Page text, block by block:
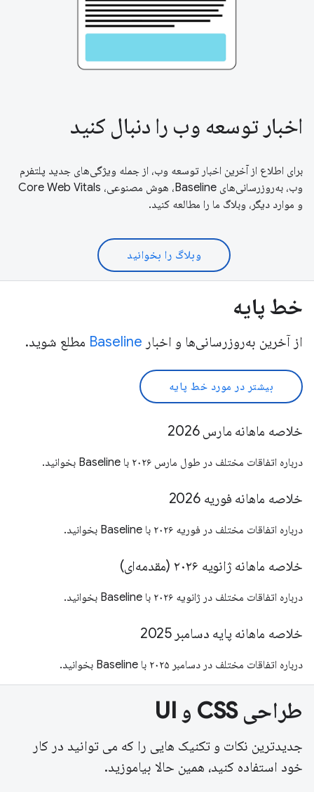
اخبار توسعه وب را دنبال کنید
برای اطلاع از آخرین اخبار توسعه وب، از جمله ویژگی‌های جدید پلتفرم
وب، به‌روزرسانی‌های Baseline، هوش مصنوعی، Core Web Vitals
و موارد دیگر، وبلاگ ما را مطالعه کنید.
وبلاگ را بخوانید
خط پایه
از آخرین به‌روزرسانی‌ها و اخبار Baseline مطلع شوید.
بیشتر در مورد خط پایه
خلاصه ماهانه مارس 2026
درباره اتفاقات مختلف در طول مارس ۲۰۲۶ با Baseline بخوانید.
خلاصه ماهانه فوریه 2026
درباره اتفاقات مختلف در فوریه ۲۰۲۶ با Baseline بخوانید.
خلاصه ماهانه ژانویه ۲۰۲۶ (مقدمه‌ای)
درباره اتفاقات مختلف در ژانویه ۲۰۲۶ با Baseline بخوانید.
خلاصه ماهانه پایه دسامبر 2025
درباره اتفاقات مختلف در دسامبر ۲۰۲۵ با Baseline بخوانید.
طراحی CSS و UI
جدیدترین نکات و تکنیک هایی را که می توانید در کار
خود استفاده کنید، همین حالا بیاموزید.